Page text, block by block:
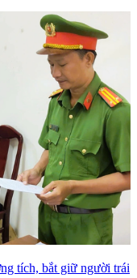
tích, bắt giữ người trái